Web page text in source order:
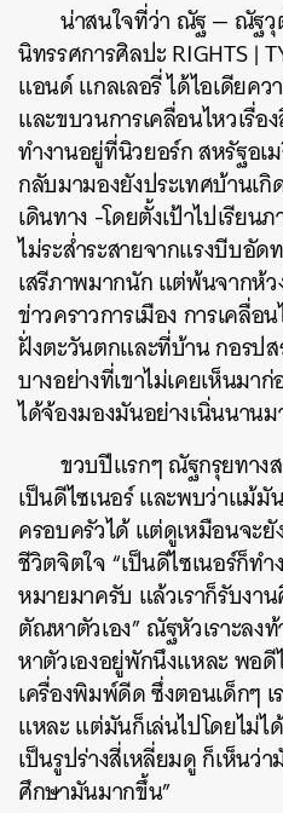
น่าสนใจที่ว่า ณัฐ — ณัฐวุ
นิทรรศการศิลปะ RIGHTS |
แอนด์ แกลเลอรี่ ได้ไอเดียค
และขบวนการเคลื่อนไหวเรื่อ
ทำงานอยู่ที่นิวยอร์กสหรัฐอเ
กลับมามองยังประเทศบ้านเ
เดินทาง -โดยตั้งเป้าไปเรียน
ไม่ระส่ำระสายจากแรงบีบอัด
เสรีภาพมากนัก แต่พ้นจากห้
ข่าวคราวการเมือง การเคลื่
ฝั่งตะวันตกและที่บ้าน กอรป
บางอย่างที่เขาไม่เคยเห็นมา
ได้จ้องมองมันอย่างเนิ่นนาน
ขวบปีแรกๆ ณัฐกรุยทาง
เป็นดีไซเนอร์ และพบว่าแม้มั
ครอบครัวได้ แต่ดูเหมือนจะยั
ชีวิตจิตใจ “เป็นดีไซเนอร์ก็ท
หมายมาครับ แล้วเราก็รับงา
ตัณหาตัวเอง” ณัฐหัวเราะลง
หาตัวเองอยู่พักนึงแหละพอดี
เครื่องพิมพ์ดีด ซึ่งตอนเด็กๆ
แหละ แต่มันก็เล่นไปโดยไม่ไ
เป็นรูปร่างสี่เหลี่ยมดู ก็เห็นว่
ศึกษามันมากขึ้น”